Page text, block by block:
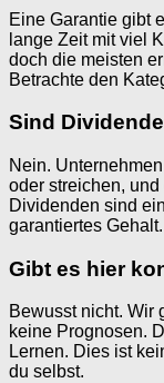
Eine Garantie gibt
lange Zeit mit viel
doch die meisten
Betrachte den
Sind
Nein.
oder streichen,
Dividenden sind
garantiertes Gehalt.
Gibt es hier
Bewusst nicht. Wir
keine Prognosen.
Lernen. Dies ist
du selbst.